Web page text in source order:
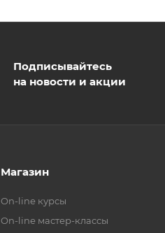
Подписывайтесь
на новости и акции
Магазин
On-line курсы
On-line мастер-классы